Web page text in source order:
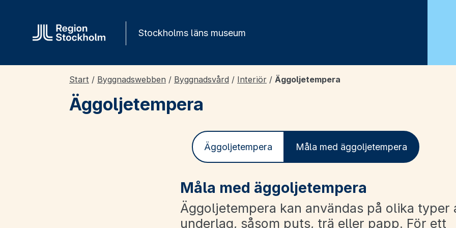
Stockholms läns museum
Start / Byggnadswebben / Byggnadsvård / Interiör / Äggoljetempera
Äggoljetempera
Äggoljetempera Måla med äggoljetempera
Måla med äggoljetempera
Äggoljetempera kan användas på olika typer
underlag, såsom puts, trä eller papp. För ett